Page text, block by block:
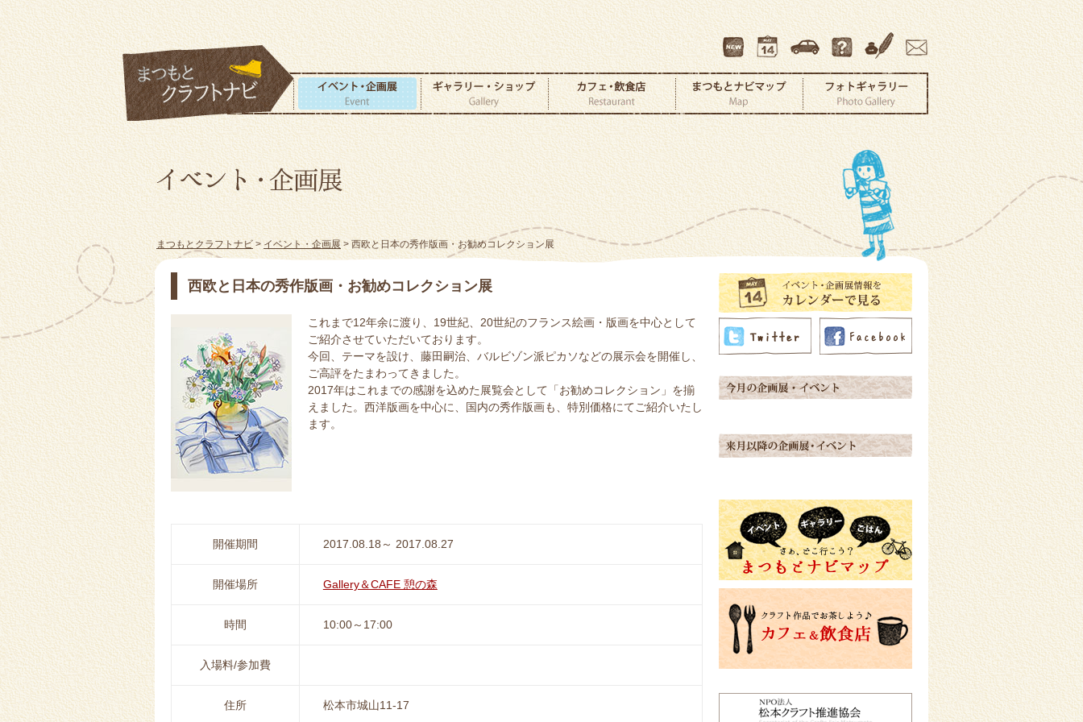
まつもとクラフトナビ > イベント・企画展> 西欧と日本の秀作版画・お勧めコレクション展
西欧と日本の秀作版画・お勧めコレクション展
これまで12年余に渡り、19世紀、20世紀のフランス絵画・版画を中心として
ご紹介させていただいております。
今回、テーマを設け、藤田嗣治、バルビゾン派ピカソなどの展示会を開催し、
ご高評をたまわってきました。
2017年はこれまでの感謝を込めた展覧会として「お勧めコレクション」を揃
えました。西洋版画を中心に、国内の秀作版画も、特別価格にてご紹介いたし
ます。
開催期間 2017.08.18～ 2017.08.27
開催場所 Gallery＆CAFE 憩の森
時間 10:00～17:00
入場料/参加費
住所 松本市城山11-17